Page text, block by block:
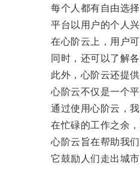
每个人都有自由选择
平台以用户的个人兴
在心阶云上，用户可
同时，还可以了解各
此外，心阶云还提供
心阶云不仅是一个平
通过使用心阶云，我
在忙碌的工作之余，
心阶云旨在帮助我们
它鼓励人们走出城市